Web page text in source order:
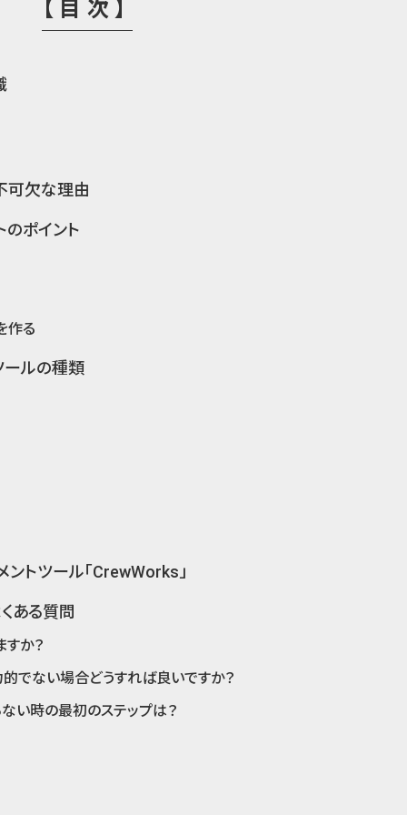
【目次】
可欠な理由
ポイント
作る
ールの種類
トツール「CrewWorks」
ある質問
か？
でない場合どうすれば良いですか？
い時の最初のステップは？